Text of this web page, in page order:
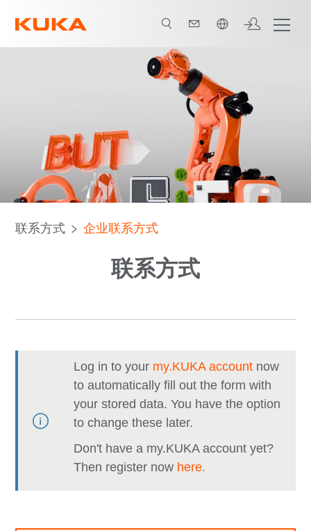
中文 / Chinese
联系方式 企业联系方式
联系方式
Log in to your my.KUKA account now
to automatically fill out the form with
your stored data. You have the option
to change these later.
Don't have a my.KUKA account yet?
Then register now here.